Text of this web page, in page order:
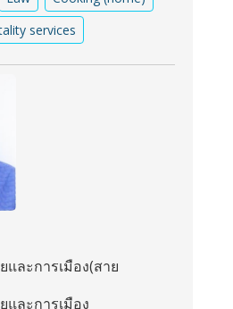
services
และการเมือง(สาย
และการเมือง